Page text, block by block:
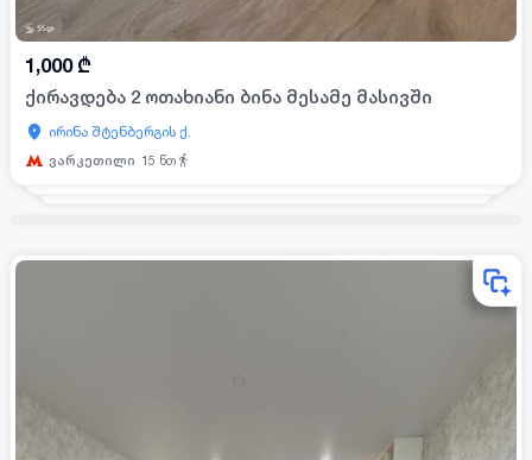
1,000 ₾
ქირავდება 2 ოთახიანი ბინა მესამე მასივში
ირინა შტენბერგის ქ.
ვარკეთილი 15 წთ